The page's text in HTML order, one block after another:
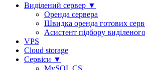
Виділений сервер ▼
Оренда сервера
Швидка оренда готових
Асистент підбору
VPS
Cloud storage
Сервіси ▼
MySQL CS